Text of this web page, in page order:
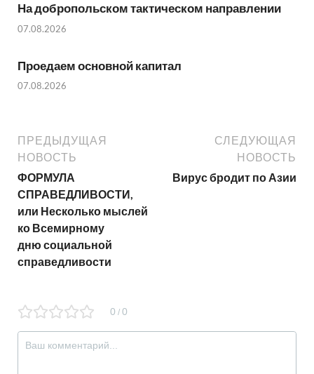
На добропольском тактическом направлении
07.08.2026
Проедаем основной капитал
07.08.2026
ПРЕДЫДУЩАЯ
НОВОСТЬ
ФОРМУЛА
СПРАВЕДЛИВОСТИ,
или Несколько мыслей
ко Всемирному
дню социальной
справедливости
СЛЕДУЮЩАЯ
НОВОСТЬ
Вирус бродит по Азии
0 / 0